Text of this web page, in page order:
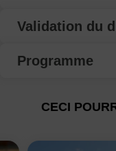
Validation du
Programme
CECI